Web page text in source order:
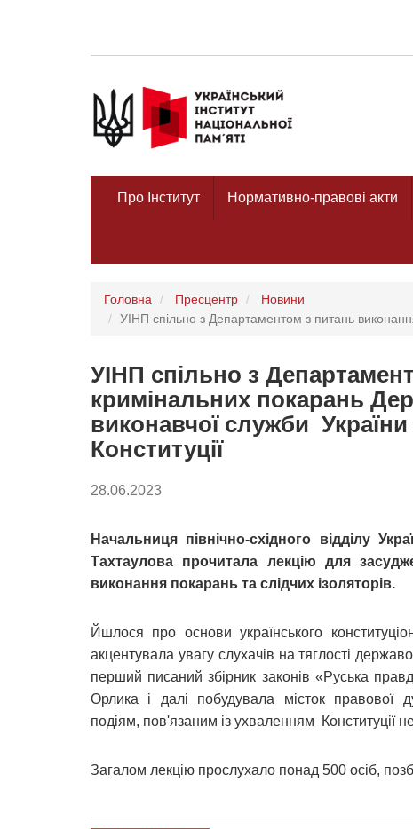
Про Інститут Нормативно-правові акти
Головна Пресцентр
Новини
УІНП спільно з Департаментом з питань
УІНП спільно з
кримінальних покарань
виконавчої служби
Конституції
28.06.2023
Начальниця північно-східного відділу
Тахтаулова прочитала лекцію для
виконання покарань та слідчих ізоляторів.
Йшлося про основи українського
акцентувала увагу слухачів на тяглості
перший писаний збірник законів «Руська
Орлика і далі побудувала місток правової
подіям, пов'язаним із ухваленням Конституції
Загалом лекцію прослухало понад 500 осіб,